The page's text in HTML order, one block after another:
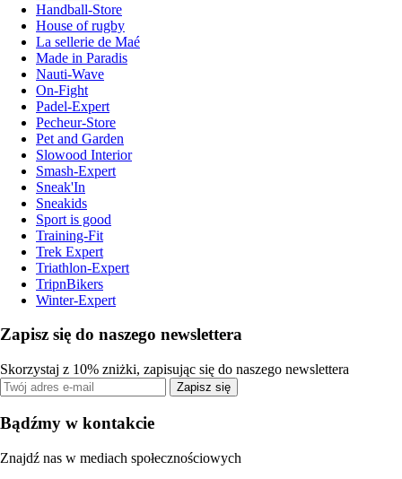
Handball-Store
House of rugby
La sellerie de Maé
Made in Paradis
Nauti-Wave
On-Fight
Padel-Expert
Pecheur-Store
Pet and Garden
Slowood Interior
Smash-Expert
Sneak'In
Sneakids
Sport is good
Training-Fit
Trek Expert
Triathlon-Expert
TripnBikers
Winter-Expert
Zapisz się do naszego newslettera
Skorzystaj z 10% zniżki, zapisując się do naszego newslettera
Zapisz się
Bądźmy w kontakcie
Znajdź nas w mediach społecznościowych